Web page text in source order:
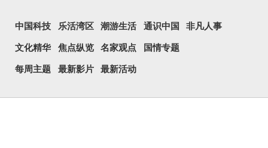
中国科技 乐活湾区 潮游生活 通识中国 非凡人事
文化精华 焦点纵览 名家观点 国情专题
每周主题 最新影片 最新活动